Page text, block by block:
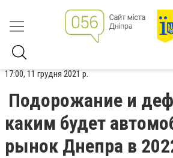
17:00, 11 грудня 2021 р.
Подорожание и
каким будет
рынок Днепра в